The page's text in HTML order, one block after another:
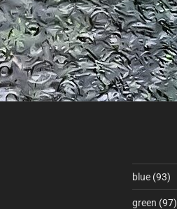
blue(93)
green (97)